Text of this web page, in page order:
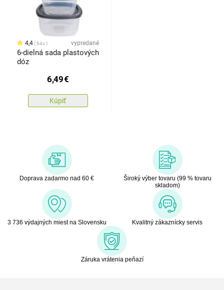
4,4 64x vypredané
6-dielná sada plastových
dóz
6,49€
Kúpiť
Doprava zadarmo nad 60 €
Široký výber tovaru (99 % tovaru
skladom)
3 736 výdajných miest na Slovensku Kvalitný zákaznícky servis
Záruka vrátenia peňazí